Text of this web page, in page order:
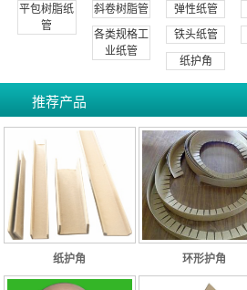
平包树脂纸
管
斜卷树脂管 弹性纸管
各类规格工
业纸管
铁头纸管
纸护角
推荐产品
纸护角 环形护角